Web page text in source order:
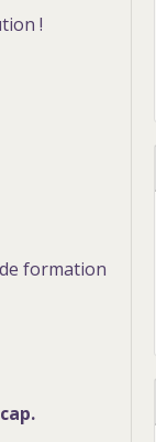
!
formation